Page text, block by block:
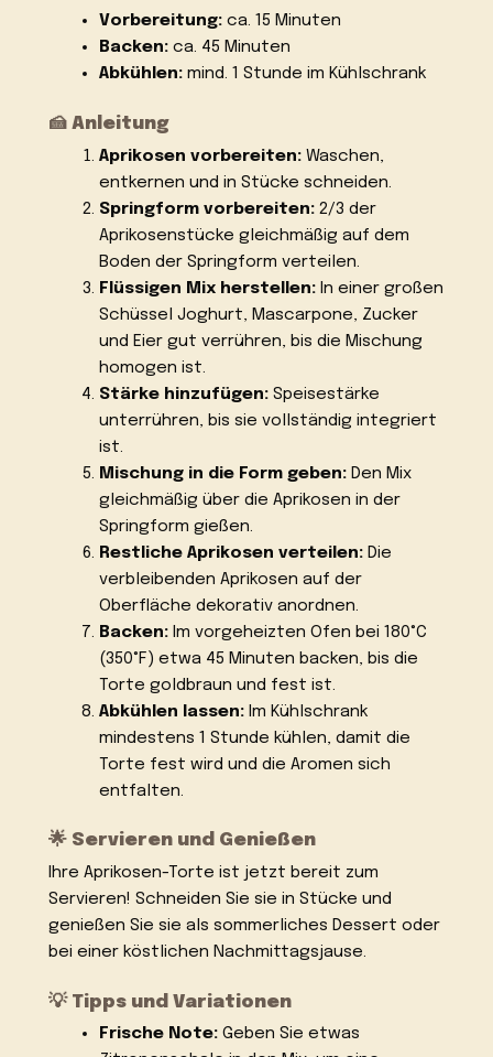
Vorbereitung:ca. 15 Minuten
Backen:ca. 45 Minuten
Abkühlen:mind. 1 Stunde im Kühlschrank
🍰 Anleitung
Aprikosen vorbereiten:Waschen,
entkernen und in Stücke schneiden.
Springform vorbereiten:2/3 der
Aprikosenstücke gleichmäßig auf dem
Boden der Springform verteilen.
Flüssigen Mix herstellen:In einer großen
Schüssel Joghurt, Mascarpone, Zucker
und Eier gut verrühren, bis die Mischung
homogen ist.
Stärke hinzufügen:Speisestärke
unterrühren, bis sie vollständig integriert
ist.
Mischung in die Form geben:Den Mix
gleichmäßig über die Aprikosen in der
Springform gießen.
Restliche Aprikosen verteilen:Die
verbleibenden Aprikosen auf der
Oberfläche dekorativ anordnen.
Backen:Im vorgeheizten Ofen bei 180°C
(350°F) etwa 45 Minuten backen, bis die
Torte goldbraun und fest ist.
Abkühlen lassen:Im Kühlschrank
mindestens 1 Stunde kühlen, damit die
Torte fest wird und die Aromen sich
entfalten.
🌟 Servieren und Genießen
Ihre Aprikosen-Torte ist jetzt bereit zum
Servieren! Schneiden Sie sie in Stücke und
genießen Sie sie als sommerliches Dessert oder
bei einer köstlichen Nachmittagsjause.
💡 Tipps und Variationen
Frische Note:Geben Sie etwas